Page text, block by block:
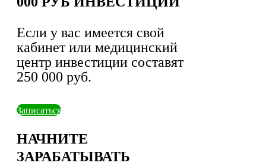
Если у вас имеется свой
кабинет или медицинский
центр инвестиции составят
250 000 руб.
Записаться
НАЧНИТЕ
ЗАРАБАТЫВАТЬ